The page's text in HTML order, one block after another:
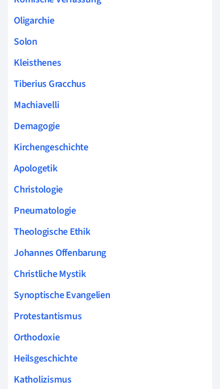
Oligarchie
Solon
Kleisthenes
Tiberius Gracchus
Machiavelli
Demagogie
Kirchengeschichte
Apologetik
Christologie
Pneumatologie
Theologische Ethik
Johannes Offenbarung
Christliche Mystik
Synoptische Evangelien
Protestantismus
Orthodoxie
Heilsgeschichte
Katholizismus